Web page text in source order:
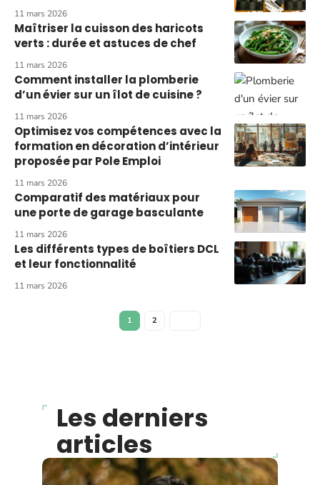
11 mars 2026
Maîtriser la cuisson des haricots
verts : durée et astuces de chef
11 mars 2026
Comment installer la plomberie
d’un évier sur un îlot de cuisine ?
11 mars 2026
Optimisez vos compétences avec la
formation en décoration d’intérieur
proposée par Pole Emploi
11 mars 2026
Comparatif des matériaux pour
une porte de garage basculante
11 mars 2026
Les différents types de boîtiers DCL
et leur fonctionnalité
11 mars 2026
1 2
Les derniers
articles